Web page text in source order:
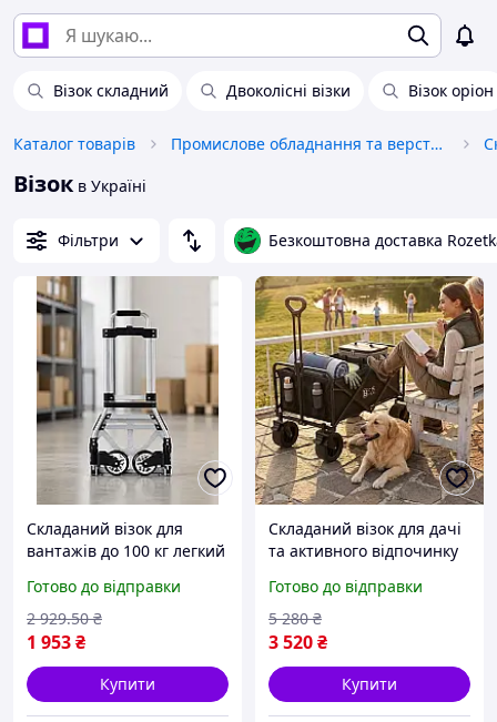
Візок складний Двоколісні візки Візок оріон
Каталог товарів Промислове обладнання та верстати
Візок в Україні
Фільтри Безкоштовна доставка
Складаний візок для
вантажів до 100 кг легкий
роботи з ручкою та
колесами 150 мм FLAME
Готово до відправки
1 953₴
2 929.50 ₴
Купити
Складаний візок для дачі
та активного відпочинку
перевезення товарів і
продуктів FLAME
Готово до відправки
3 520₴
5 280 ₴
Купити